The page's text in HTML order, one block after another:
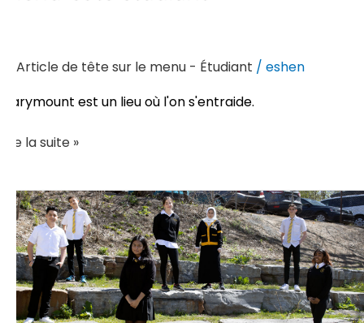
Article de tête sur le menu - Étudiant / eshen
Marymount est un lieu où l'on s'entraide.
Lire la suite »
menu-
service-
side